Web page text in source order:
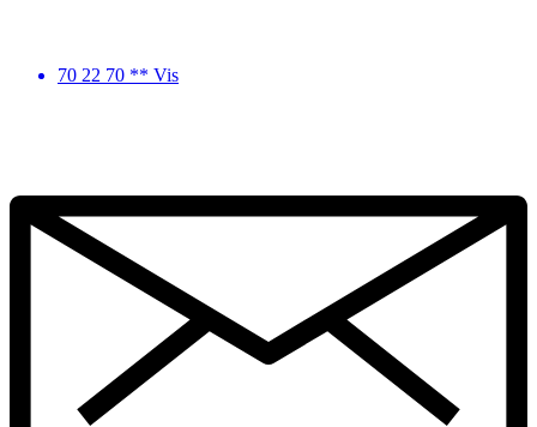
70 22 70 ** Vis